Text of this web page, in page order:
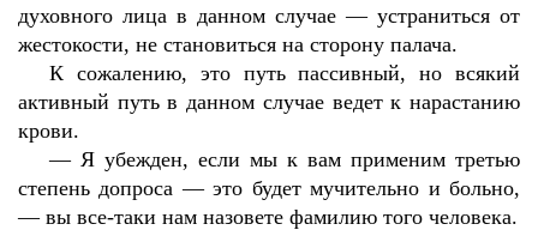
духовного лица в данном случае — устраниться от
жестокости, не становиться на сторону палача.
К сожалению, это путь пассивный, но всякий
активный путь в данном случае ведет к нарастанию
крови.
—Я убежден, если мы к вам применим третью
степень допроса — это будет мучительно и больно,
— вы все-таки нам назовете фамилию того человека.